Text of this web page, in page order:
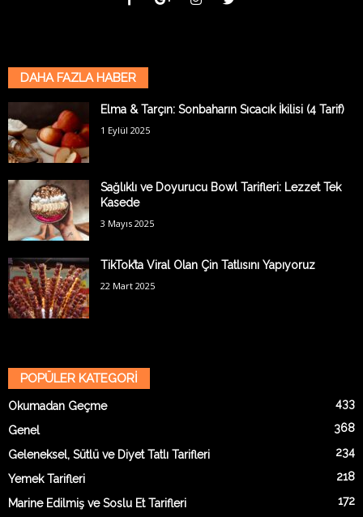
DAHA FAZLA HABER
Elma & Tarçın: Sonbaharın Sıcacık İkilisi (4 Tarif)
1 Eylül 2025
Sağlıklı ve Doyurucu Bowl Tarifleri: Lezzet Tek
Kasede
3 Mayıs 2025
TikTok’ta Viral Olan Çin Tatlısını Yapıyoruz
22 Mart 2025
POPÜLER KATEGORİ
Okumadan Geçme 433
Genel 368
Geleneksel, Sütlü ve Diyet Tatlı Tarifleri 234
Yemek Tarifleri 218
Marine Edilmiş ve Soslu Et Tarifleri 172